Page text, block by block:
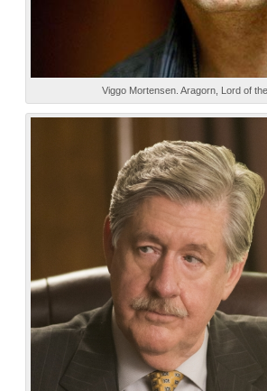
Viggo Mortensen. Aragorn, Lord of